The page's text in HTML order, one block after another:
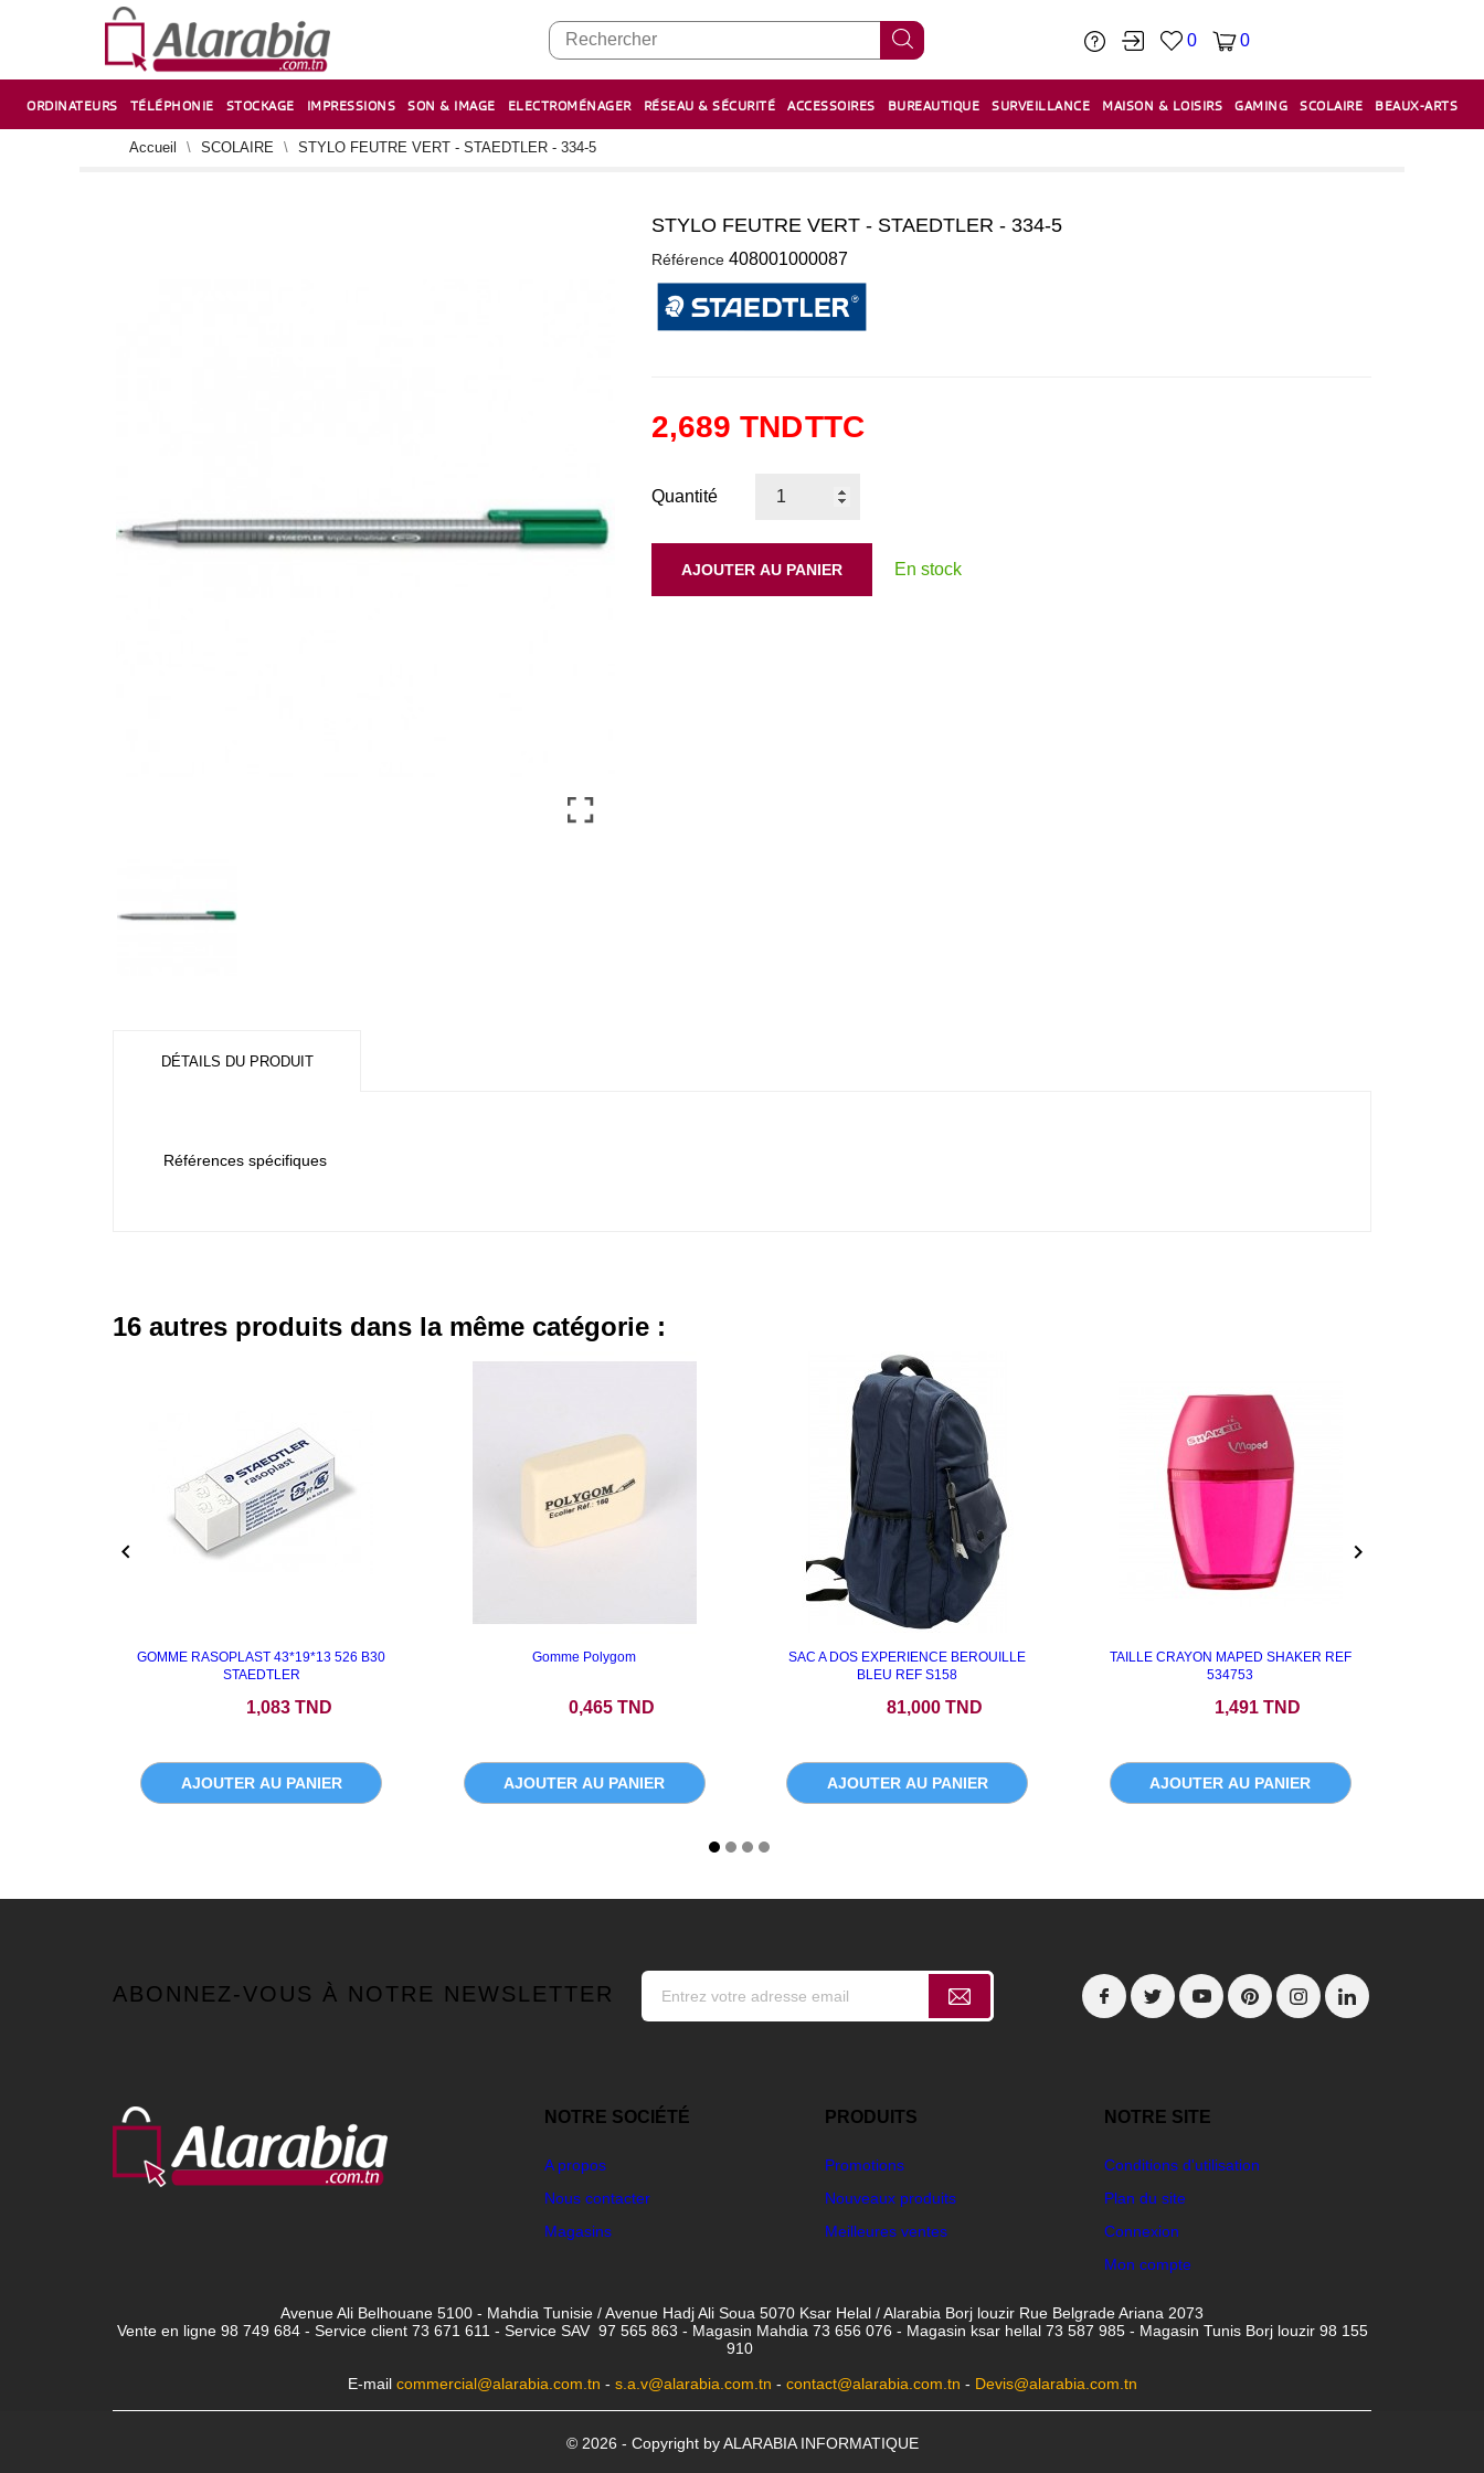
0 0
ORDINATEURS TÉLÉPHONIE STOCKAGE IMPRESSIONS SON & IMAGE ELECTROMÉNAGER RÉSEAU & SÉCURITÉ ACCESSOIRES BUREAUTIQUE SURVEILLANCE MAISON & LOISIRS GAMING SCOLAIRE BEAUX-ARTS
Accueil SCOLAIRE STYLO FEUTRE VERT - STAEDTLER - 334-5
STYLO FEUTRE VERT - STAEDTLER - 334-5
Référence 408001000087
2,689 TNDTTC
Quantité
AJOUTER AU PANIER En stock
DÉTAILS DU PRODUIT
Références spécifiques
16 autres produits dans la même catégorie :
GOMME RASOPLAST 43*19*13 526 B30
STAEDTLER
1,083 TND
AJOUTER AU PANIER
Gomme Polygom
0,465 TND
AJOUTER AU PANIER
SAC A DOS EXPERIENCE BEROUILLE
BLEU REF S158
81,000 TND
AJOUTER AU PANIER
TAILLE CRAYON MAPED SHAKER REF
534753
1,491 TND
AJOUTER AU PANIER
 
ABONNEZ-VOUS À NOTRE NEWSLETTER
NOTRE SOCIÉTÉ
A propos
Nous contacter
Magasins
PRODUITS
Promotions
Nouveaux produits
Meilleures ventes
NOTRE SITE
Conditions d'utilisation
Plan du site
Connexion
Mon compte
Avenue Ali Belhouane 5100 - Mahdia Tunisie / Avenue Hadj Ali Soua 5070 Ksar Helal / Alarabia Borj louzir Rue Belgrade Ariana 2073
Vente en ligne 98 749 684 - Service client 73 671 611 - Service SAV 97 565 863 - Magasin Mahdia 73 656 076 - Magasin ksar hellal 73 587 985 - Magasin Tunis Borj louzir 98 155
910
E-mail commercial@alarabia.com.tn - s.a.v@alarabia.com.tn - contact@alarabia.com.tn - Devis@alarabia.com.tn
© 2026 - Copyright by ALARABIA INFORMATIQUE